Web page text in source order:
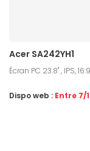
Acer SA242YH1
Écran PC 23.8" , IPS,
Dispo web : Entre 7/